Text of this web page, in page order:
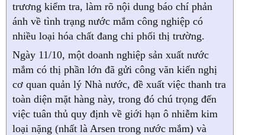
trương kiểm tra, làm rõ nội dung báo chí phản
ánh về tình trạng nước mắm công nghiệp có
nhiều loại hóa chất đang chi phối thị trường.
Ngày 11/10, một doanh nghiệp sản xuất nước
mắm có thị phần lớn đã gửi công văn kiến nghị
cơ quan quản lý Nhà nước, đề xuất việc thanh tra
toàn diện mặt hàng này, trong đó chú trọng đến
việc tuân thủ quy định về giới hạn ô nhiễm kim
loại nặng (nhất là Arsen trong nước mắm) và